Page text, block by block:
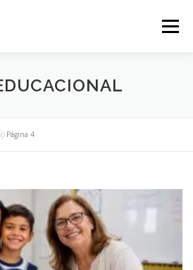
Menu
PANORAMA EDUCACIONAL
»Página 4